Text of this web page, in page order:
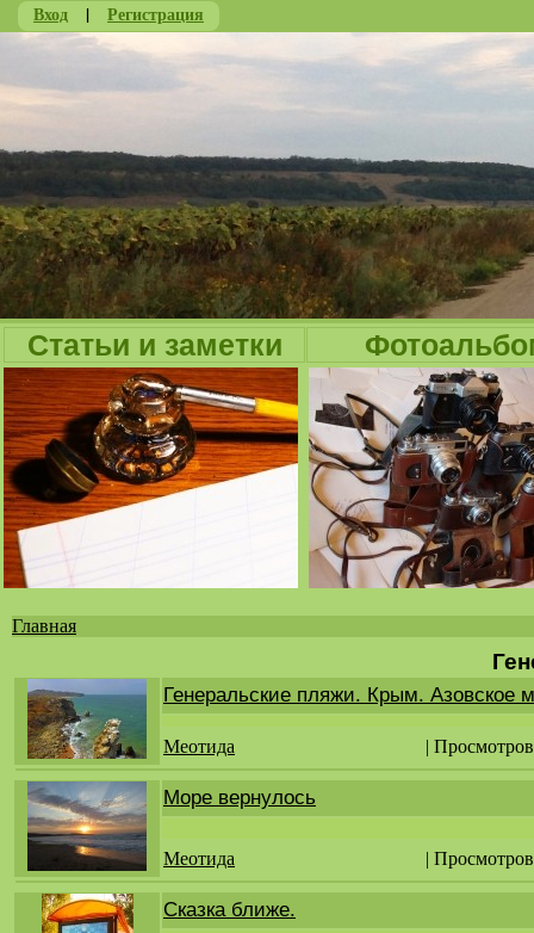
Вход | Регистрация
Статьи и заметки
здесь
Главная
Генеральские пляжи. Крым. Азовское
Меотида |
Море вернулось
Меотида |
Сказка ближе.